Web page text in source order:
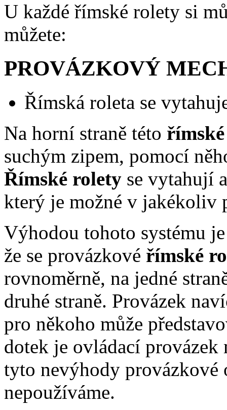
U každé římské rolety si
můžete:
PROVÁZKOVÝ
Římská roleta se
Na horní straně této
suchým zipem, pomocí
Římské rolety se vytahují
který je možné v jakékoliv
Výhodou tohoto systému
že se provázkové římské
rovnoměrně, na jedné
druhé straně. Provázek
pro někoho může
dotek je ovládací provázek
tyto nevýhody
nepoužíváme.